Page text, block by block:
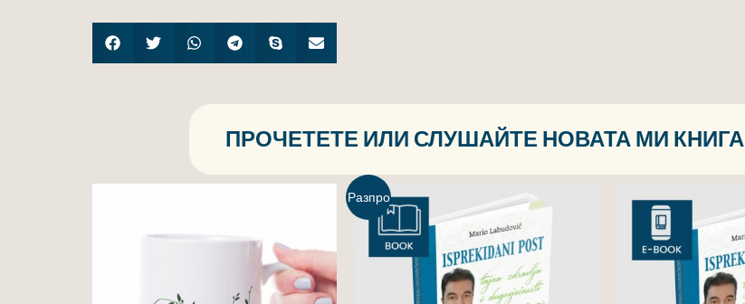
ПРОЧЕТЕТЕ ИЛИ СЛУШАЙТЕ НОВАТА МИ КНИГА
Разпро
дажба!